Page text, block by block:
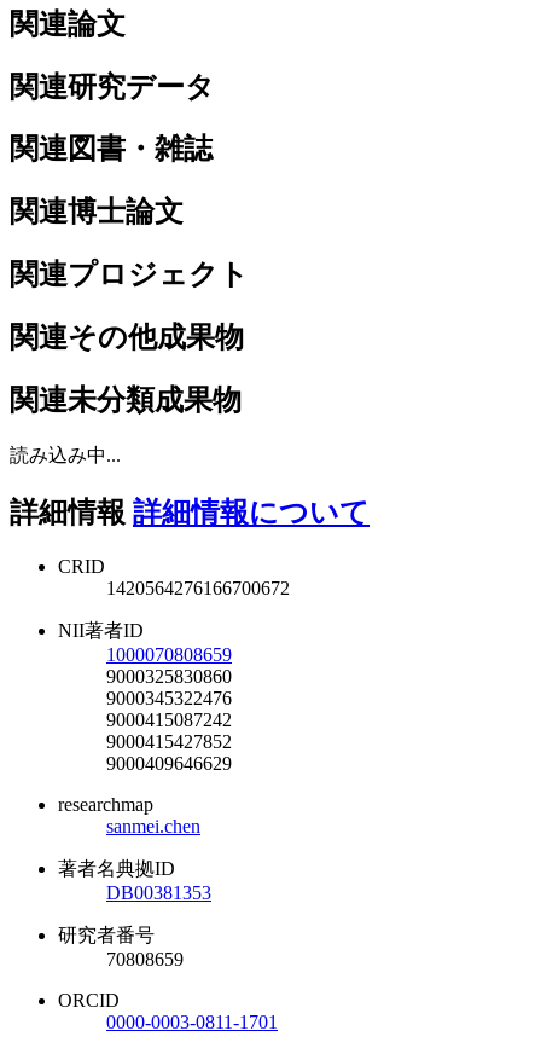
関連論文
関連研究データ
関連図書・雑誌
関連博士論文
関連プロジェクト
関連その他成果物
関連未分類成果物
読み込み中...
詳細情報 詳細情報について
CRID
1420564276166700672
NII著者ID
1000070808659
9000325830860
9000345322476
9000415087242
9000415427852
9000409646629
researchmap
sanmei.chen
著者名典拠ID
DB00381353
研究者番号
70808659
ORCID
0000-0003-0811-1701